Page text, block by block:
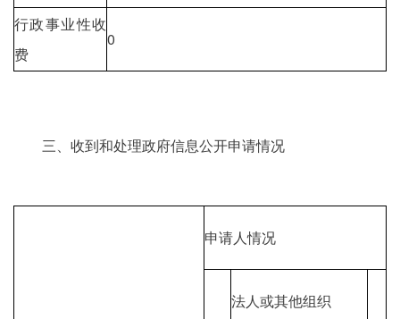
行政事业性收
费
0
三、收到和处理政府信息公开申请情况
申请人情况
法人或其他组织